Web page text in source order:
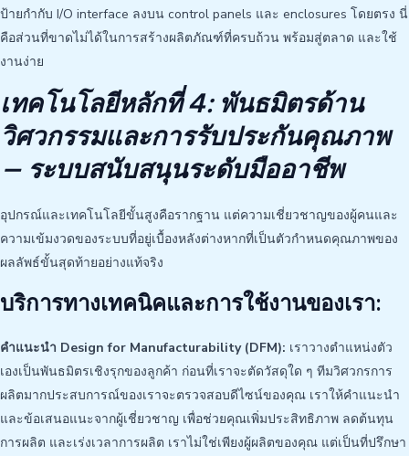
ป้ายกำกับ I/O interface ลงบน control panels และ enclosures โดยตรง นี่
คือส่วนที่ขาดไม่ได้ในการสร้างผลิตภัณฑ์ที่ครบถ้วน พร้อมสู่ตลาด และใช้
งานง่าย
เทคโนโลยีหลักที่ 4: พันธมิตรด้าน
วิศวกรรมและการรับประกันคุณภาพ
— ระบบสนับสนุนระดับมืออาชีพ
อุปกรณ์และเทคโนโลยีขั้นสูงคือรากฐาน แต่ความเชี่ยวชาญของผู้คนและ
ความเข้มงวดของระบบที่อยู่เบื้องหลังต่างหากที่เป็นตัวกำหนดคุณภาพของ
ผลลัพธ์ขั้นสุดท้ายอย่างแท้จริง
บริการทางเทคนิคและการใช้งานของเรา:
คำแนะนำ Design for Manufacturability (DFM): เราวางตำแหน่งตัว
เองเป็นพันธมิตรเชิงรุกของลูกค้า ก่อนที่เราจะตัดวัสดุใด ๆ ทีมวิศวกรการ
ผลิตมากประสบการณ์ของเราจะตรวจสอบดีไซน์ของคุณ เราให้คำแนะนำ
และข้อเสนอแนะจากผู้เชี่ยวชาญ เพื่อช่วยคุณเพิ่มประสิทธิภาพ ลดต้นทุน
การผลิต และเร่งเวลาการผลิต เราไม่ใช่เพียงผู้ผลิตของคุณ แต่เป็นที่ปรึกษา